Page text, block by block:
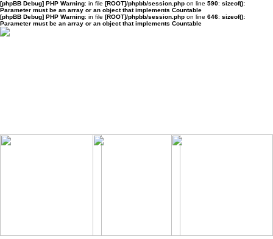
[phpBB Debug] PHP Warning: in file [ROOT]/phpbb/session.php on line 590: sizeof():
Parameter must be an array or an object that implements Countable
[phpBB Debug] PHP Warning: in file [ROOT]/phpbb/session.php on line 646: sizeof():
Parameter must be an array or an object that implements Countable